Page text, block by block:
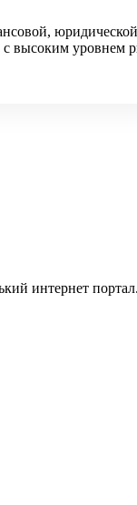
высоким уровнем
интернет портал.